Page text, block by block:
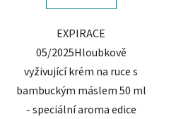
EXPIRACE
05/2025Hloubkově
vyživující krém na ruce s
bambuckým máslem 50 ml
- speciální aroma edice